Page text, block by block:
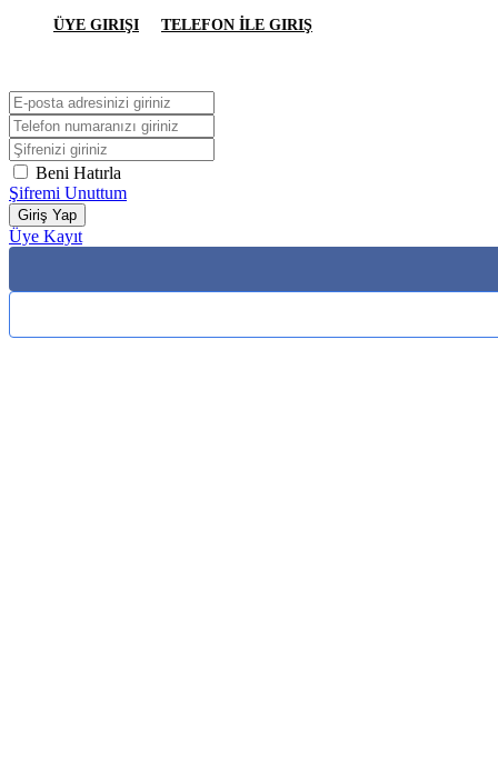
ÜYE GIRIŞI TELEFON İLE GIRIŞ
Beni Hatırla
Şifremi Unuttum
Giriş Yap
Üye Kayıt